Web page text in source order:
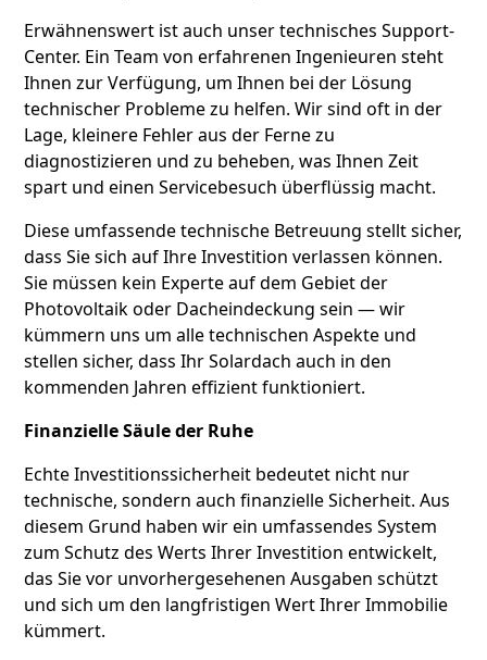
Erwähnenswert ist auch unser technisches Support-
Center. Ein Team von erfahrenen Ingenieuren steht
Ihnen zur Verfügung, um Ihnen bei der Lösung
technischer Probleme zu helfen. Wir sind oft in der
Lage, kleinere Fehler aus der Ferne zu
diagnostizieren und zu beheben, was Ihnen Zeit
spart und einen Servicebesuch überflüssig macht.
Diese umfassende technische Betreuung stellt sicher,
dass Sie sich auf Ihre Investition verlassen können.
Sie müssen kein Experte auf dem Gebiet der
Photovoltaik oder Dacheindeckung sein — wir
kümmern uns um alle technischen Aspekte und
stellen sicher, dass Ihr Solardach auch in den
kommenden Jahren effizient funktioniert.
Finanzielle Säule der Ruhe
Echte Investitionssicherheit bedeutet nicht nur
technische, sondern auch finanzielle Sicherheit. Aus
diesem Grund haben wir ein umfassendes System
zum Schutz des Werts Ihrer Investition entwickelt,
das Sie vor unvorhergesehenen Ausgaben schützt
und sich um den langfristigen Wert Ihrer Immobilie
kümmert.